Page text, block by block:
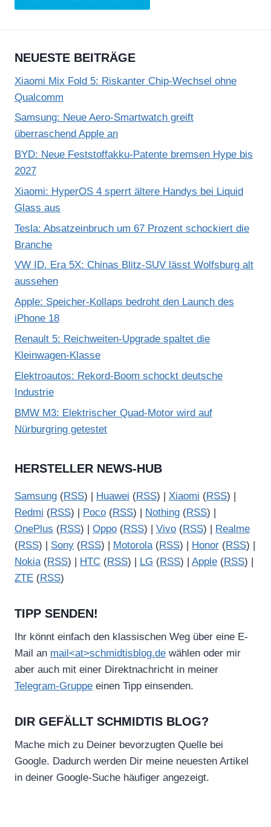
NEUESTE BEITRÄGE
Xiaomi Mix Fold 5: Riskanter Chip-Wechsel ohne
Qualcomm
Samsung: Neue Aero-Smartwatch greift
überraschend Apple an
BYD: Neue Feststoffakku-Patente bremsen Hype bis
2027
Xiaomi: HyperOS 4 sperrt ältere Handys bei Liquid
Glass aus
Tesla: Absatzeinbruch um 67 Prozent schockiert die
Branche
VW ID. Era 5X: Chinas Blitz-SUV lässt Wolfsburg alt
aussehen
Apple: Speicher-Kollaps bedroht den Launch des
iPhone 18
Renault 5: Reichweiten-Upgrade spaltet die
Kleinwagen-Klasse
Elektroautos: Rekord-Boom schockt deutsche
Industrie
BMW M3: Elektrischer Quad-Motor wird auf
Nürburgring getestet
HERSTELLER NEWS-HUB
Samsung (RSS) | Huawei (RSS) | Xiaomi (RSS) |
Redmi (RSS) | Poco (RSS) | Nothing (RSS) |
OnePlus (RSS) | Oppo (RSS) | Vivo (RSS) |
Realme
(RSS) | Sony (RSS) | Motorola(RSS) | Honor (RSS) |
Nokia(RSS) | HTC (RSS) | LG (RSS) | Apple (RSS) |
ZTE (RSS)
TIPP SENDEN!
Ihr könnt einfach den klassischen Weg über eine E-
Mail an mail<at>schmidtisblog.de wählen oder mir
aber auch mit einer Direktnachricht in meiner
Telegram-Gruppe einen Tipp einsenden.
DIR GEFÄLLT SCHMIDTIS BLOG?
Mache mich zu Deiner bevorzugten Quelle bei
Google. Dadurch werden Dir meine neuesten Artikel
in deiner Google-Suche häufiger angezeigt.